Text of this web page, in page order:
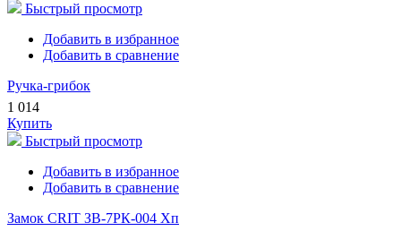
Быстрый просмотр
Добавить в избранное
Добавить в сравнение
Ручка-грибок
1 014
Купить
Быстрый просмотр
Добавить в избранное
Добавить в сравнение
Замок CRIT ЗВ-7РК-004 Хп